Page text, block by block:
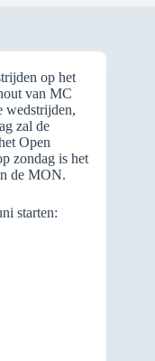
op het
van MC
wedstrijden,
zal de
Open
zondag is het
de MON.
starten: